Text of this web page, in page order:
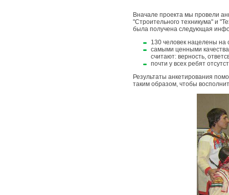
Вначале проекта мы провели
"Строительного техникума" и
была получена следующая
130 человек нацелены на
самыми ценными
считают: верность,
почти у всех ребят
Результаты анкетирования
таким образом, чтобы